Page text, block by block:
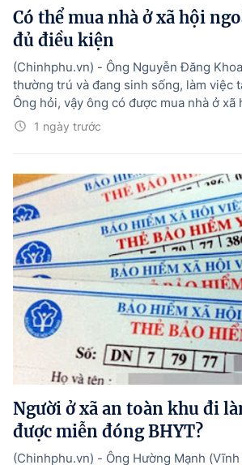
Có thể mua nhà ở xã hội
đủ điều kiện
1 ngày trước
(Chinhphu.vn) - Ông Nguyễn Đăng
thường trú và đang sinh sống, làm việc
Ông hỏi, vậy ông có được mua nhà ở xã
Người ở xã an toàn khu đi
được miễn đóng BHYT?
(Chinhphu.vn) - Ông Hường Mạnh